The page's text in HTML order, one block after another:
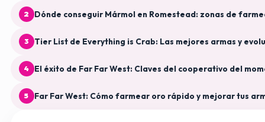
2 Dónde conseguir Mármol en Romestead: zonas de
3 Tier List de Everything is Crab: Las mejores armas y
4 El éxito de Far Far West: Claves del cooperativo del
5 Far Far West: Cómo farmear oro rápido y mejorar tus